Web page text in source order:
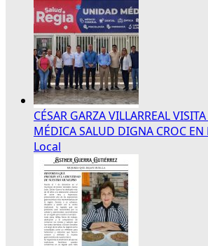
CÉSAR GARZA VILLARREAL
MÉDICA SALUD DIGNA CROC EN
Local